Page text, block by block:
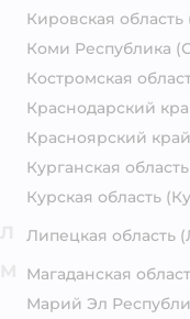
Кировская область
Коми Республика
Костромская
Краснодарский
Красноярский край
Курганская область
Курская область
Липецкая область
Магаданская
Марий Эл